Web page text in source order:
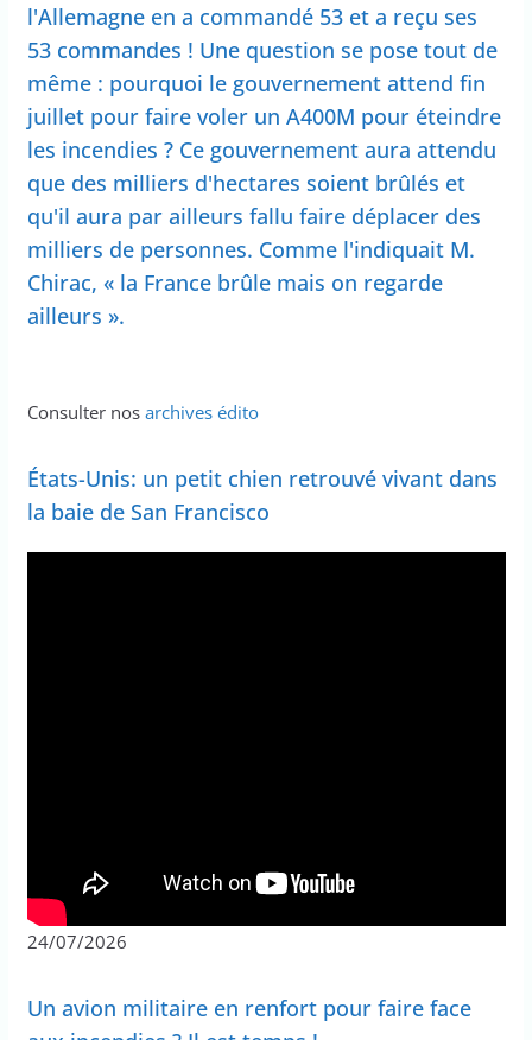
l'Allemagne en a commandé 53 et a reçu ses
53 commandes ! Une question se pose tout de
même : pourquoi le gouvernement attend fin
juillet pour faire voler un A400M pour éteindre
les incendies ? Ce gouvernement aura attendu
que des milliers d'hectares soient brûlés et
qu'il aura par ailleurs fallu faire déplacer des
milliers de personnes. Comme l'indiquait M.
Chirac, « la France brûle mais on regarde
ailleurs ».
Consulter nos archives édito
États-Unis: un petit chien retrouvé vivant dans
la baie de San Francisco
24/07/2026
Un avion militaire en renfort pour faire face